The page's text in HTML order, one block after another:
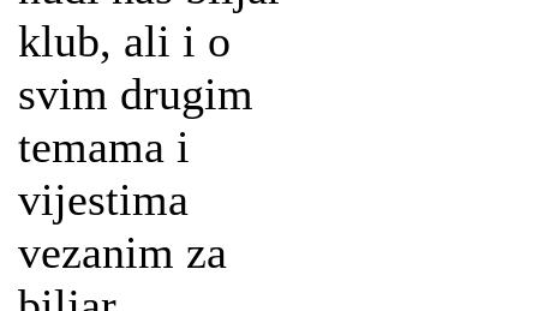
klub, ali i o
svim drugim
temama i
vijestima
vezanim za